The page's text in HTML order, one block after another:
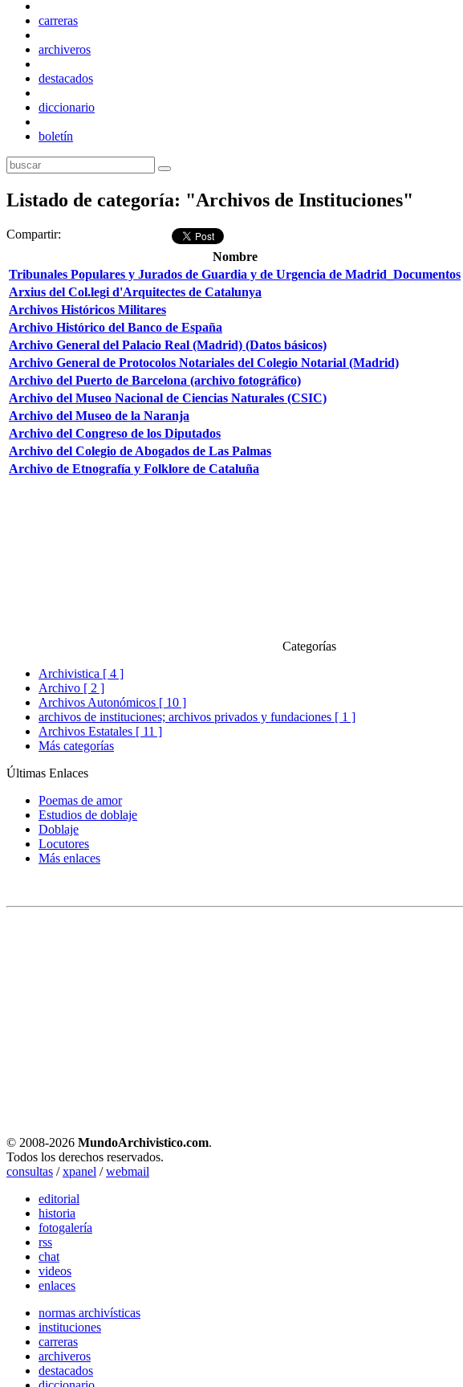
carreras
archiveros
destacados
diccionario
boletín
Listado de categoría: "Archivos de Instituciones"
Compartir:
Nombre
Tribunales Populares y Jurados de Guardia y de Urgencia de Madrid_Documentos
Arxius del Col.legi d'Arquitectes de Catalunya
Archivos Históricos Militares
Archivo Histórico del Banco de España
Archivo General del Palacio Real (Madrid) (Datos básicos)
Archivo General de Protocolos Notariales del Colegio Notarial (Madrid)
Archivo del Puerto de Barcelona (archivo fotográfico)
Archivo del Museo Nacional de Ciencias Naturales (CSIC)
Archivo del Museo de la Naranja
Archivo del Congreso de los Diputados
Archivo del Colegio de Abogados de Las Palmas
Archivo de Etnografía y Folklore de Cataluña
Categorías
Archivistica [ 4 ]
Archivo [ 2 ]
Archivos Autonómicos [ 10 ]
archivos de instituciones; archivos privados y fundaciones [ 1 ]
Archivos Estatales [ 11 ]
Más categorías
Últimas Enlaces
Poemas de amor
Estudios de doblaje
Doblaje
Locutores
Más enlaces
© 2008-2026 MundoArchivistico.com.
Todos los derechos reservados.
consultas /xpanel /webmail
editorial
historia
fotogalería
rss
chat
videos
enlaces
normas archivísticas
instituciones
carreras
archiveros
destacados